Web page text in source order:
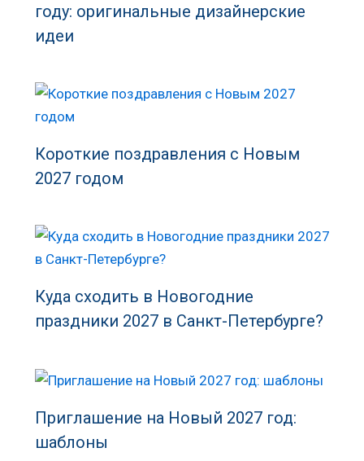
году: оригинальные дизайнерские
идеи
Короткие поздравления с Новым
2027 годом
Куда сходить в Новогодние
праздники 2027 в Санкт-Петербурге?
Приглашение на Новый 2027 год:
шаблоны